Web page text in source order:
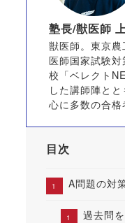
塾長/獣医師
獣医師。東京
医師国家試験
校「ベレクト
した講師陣と
心に多数の合格
目次
A問題の対
過去問